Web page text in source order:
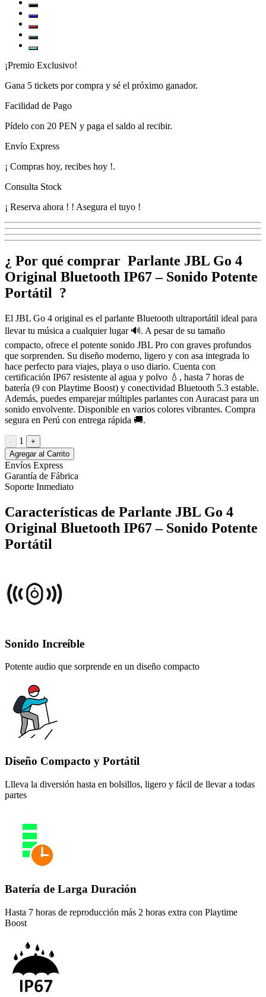
¡Premio Exclusivo!
Gana 5 tickets por compra y sé el próximo ganador.
Facilidad de Pago
Pídelo con 20 PEN y paga el saldo al recibir.
Envío Express
¡ Compras hoy, recibes hoy !.
Consulta Stock
¡ Reserva ahora ! ! Asegura el tuyo !
¿ Por qué comprar Parlante JBL Go 4
Original Bluetooth IP67 – Sonido Potente
Portátil ?
El JBL Go 4 original es el parlante Bluetooth ultraportátil ideal para
llevar tu música a cualquier lugar 🔊. A pesar de su tamaño
compacto, ofrece el potente sonido JBL Pro con graves profundos
que sorprenden. Su diseño moderno, ligero y con asa integrada lo
hace perfecto para viajes, playa o uso diario. Cuenta con
certificación IP67 resistente al agua y polvo 💧, hasta 7 horas de
batería (9 con Playtime Boost) y conectividad Bluetooth 5.3 estable.
Además, puedes emparejar múltiples parlantes con Auracast para un
sonido envolvente. Disponible en varios colores vibrantes. Compra
segura en Perú con entrega rápida 🚚.
- 1
+
Agregar al Carrito
Envíos Express
Garantía de Fábrica
Soporte Inmediato
Características de Parlante JBL Go 4
Original Bluetooth IP67 – Sonido Potente
Portátil
Sonido Increíble
Potente audio que sorprende en un diseño compacto
Diseño Compacto y Portátil
Llleva la diversión hasta en bolsillos, ligero y fácil de llevar a todas
partes
Batería de Larga Duración
Hasta 7 horas de reproducción más 2 horas extra con Playtime
Boost